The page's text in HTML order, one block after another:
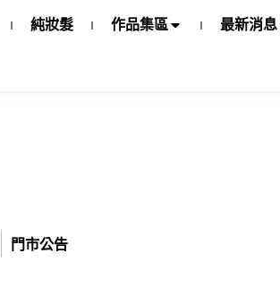
純妝髮 作品集區 最新消息
門市公告